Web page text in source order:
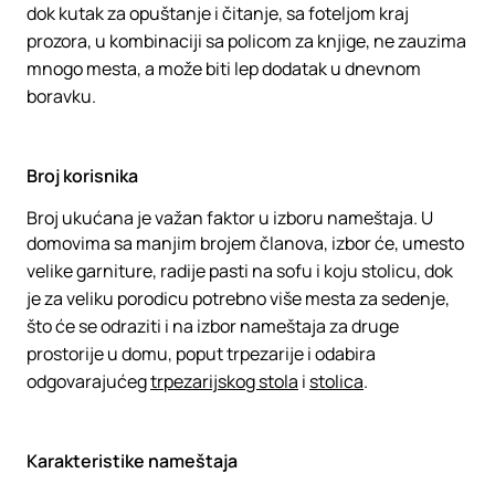
dok kutak za opuštanje i čitanje, sa foteljom kraj
prozora, u kombinaciji sa policom za knjige, ne zauzima
mnogo mesta, a može biti lep dodatak u dnevnom
boravku.
Broj korisnika
Broj ukućana je važan faktor u izboru nameštaja. U
domovima sa manjim brojem članova, izbor će, umesto
velike garniture, radije pasti na sofu i koju stolicu, dok
je za veliku porodicu potrebno više mesta za sedenje,
što će se odraziti i na izbor nameštaja za druge
prostorije u domu, poput trpezarije i odabira
odgovarajućegtrpezarijskog stola i stolica.
Karakteristike nameštaja